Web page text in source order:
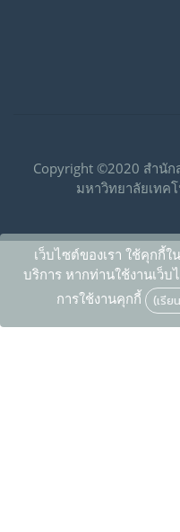
Copyright ©2020 สำนัก
มหาวิทยาลัยเทค
เว็บไซต์ของเรา ใช้คุกกี้
บริการ หากท่านใช้งานเว็
การใช้งานคุกกี้ (เรีย